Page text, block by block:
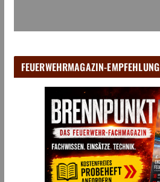
FEUERWEHRMAGAZIN-EMPFEHLUNG